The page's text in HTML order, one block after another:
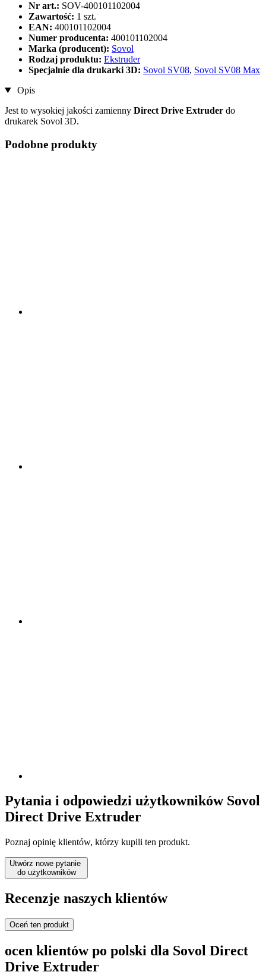
Nr art.: SOV-400101102004
Zawartość: 1 szt.
EAN: 400101102004
Numer producenta: 400101102004
Marka (producent): Sovol
Rodzaj produktu: Ekstruder
Specjalnie dla drukarki 3D: Sovol SV08, Sovol SV08 Max
Opis
Jest to wysokiej jakości zamienny Direct Drive Extruder do
drukarek Sovol 3D.
Podobne produkty
Pytania i odpowiedzi użytkowników Sovol
Direct Drive Extruder
Poznaj opinię klientów, którzy kupili ten produkt.
Utwórz nowe pytanie
do użytkowników
Recenzje naszych klientów
Oceń ten produkt
ocen klientów po polski dla Sovol Direct
Drive Extruder